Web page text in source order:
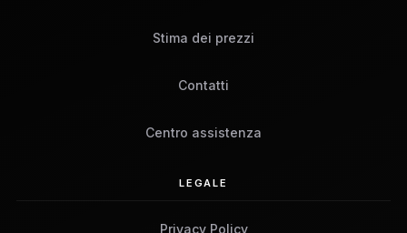
Stima dei prezzi
Contatti
Centro assistenza
LEGALE
Privacy Policy